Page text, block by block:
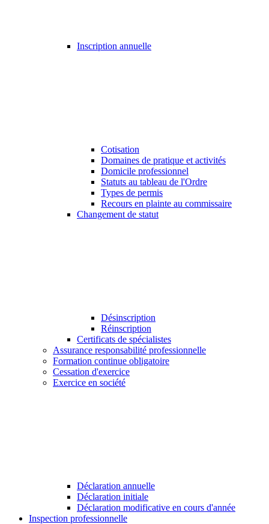
Inscription annuelle
Cotisation
Domaines de pratique et activités
Domicile professionnel
Statuts au tableau de l'Ordre
Types de permis
Recours en plainte au commissaire
Changement de statut
Désinscription
Réinscription
Certificats de spécialistes
Assurance responsabilité professionnelle
Formation continue obligatoire
Cessation d'exercice
Exercice en société
Déclaration annuelle
Déclaration initiale
Déclaration modificative en cours d'année
Inspection professionnelle